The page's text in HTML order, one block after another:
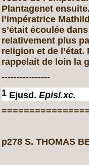
Plantagenet
l’impératrice
s’était écoulée
relativement plus
religion et de
rappelait de loin la
----------------
1 Ejusd. Episl.xc.
p278 S. THOMAS